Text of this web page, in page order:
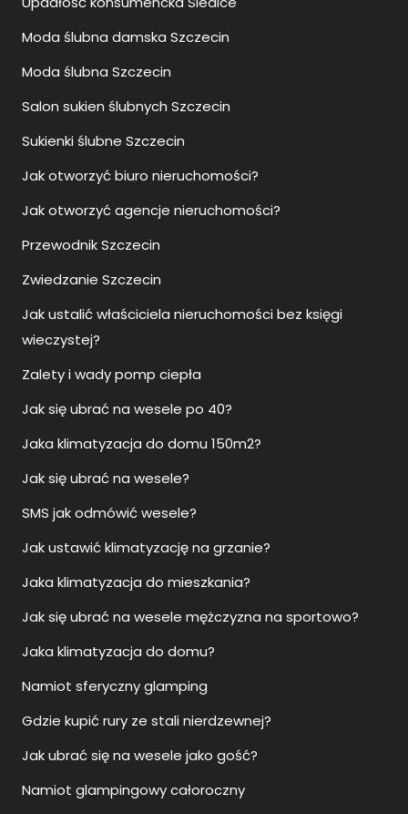
Moda ślubna damska Szczecin
Moda ślubna Szczecin
Salon sukien ślubnych Szczecin
Sukienki ślubne Szczecin
Jak otworzyć biuro nieruchomości?
Jak otworzyć agencje nieruchomości?
Przewodnik Szczecin
Zwiedzanie Szczecin
Jak ustalić właściciela nieruchomości bez księgi
wieczystej?
Zalety i wady pomp ciepła
Jak się ubrać na wesele po 40?
Jaka klimatyzacja do domu 150m2?
Jak się ubrać na wesele?
SMS jak odmówić wesele?
Jak ustawić klimatyzację na grzanie?
Jaka klimatyzacja do mieszkania?
Jak się ubrać na wesele mężczyzna na sportowo?
Jaka klimatyzacja do domu?
Namiot sferyczny glamping
Gdzie kupić rury ze stali nierdzewnej?
Jak ubrać się na wesele jako gość?
Namiot glampingowy całoroczny